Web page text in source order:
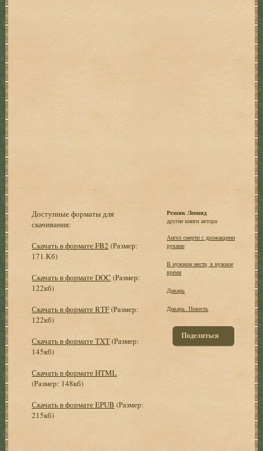
Доступные форматы для
скачивания:
Скачать в формате FB2 (Размер:
171 Кб)
Скачать в формате DOC (Размер:
122кб)
Скачать в формате RTF(Размер:
122кб)
Скачать в формате TXT(Размер:
145кб)
Скачать в формате HTML
(Размер: 148кб)
Скачать в формате EPUB (Размер:
215кб)
Резник Леонид
другие книги автора:
Ангел смерти с дрожащими
руками
В нужном месте, в нужное
время
Дикарь
Дикарь. Повесть
Поделиться